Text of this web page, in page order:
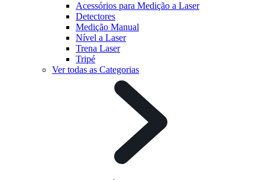
Acessórios para Medição a Laser
Detectores
Medição Manual
Nível a Laser
Trena Laser
Tripé
Ver todas as Categorias